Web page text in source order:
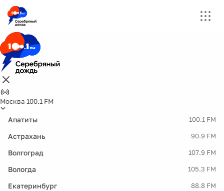
Москва 100.1 FM
Апатиты 100.1 FM
Астрахань 90.9 FM
Волгоград 107.9 FM
Вологда 105.3 FM
Екатеринбург 88.8 FM